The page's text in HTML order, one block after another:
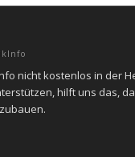
nicht kostenlos in der
hilft uns das,